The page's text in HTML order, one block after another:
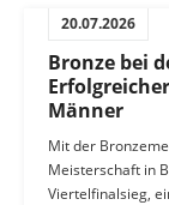
20.07.2026
Bronze bei
Männer
Mit der
Meisterschaft in
Viertelfinalsieg,